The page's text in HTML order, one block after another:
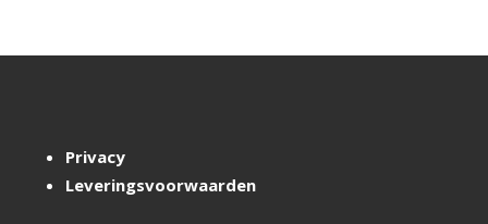
Privacy
Leveringsvoorwaarden